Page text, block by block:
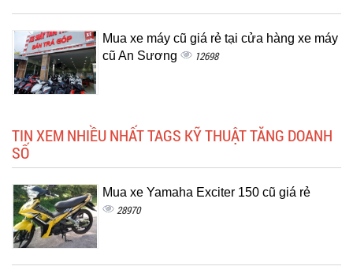
Mua xe máy cũ giá rẻ tại cửa hàng xe máy
cũ An Sương
12698
TIN XEM NHIỀU NHẤT TAGS KỸ THUẬT TĂNG DOANH
SỐ
Mua xe Yamaha Exciter 150 cũ giá rẻ
28970